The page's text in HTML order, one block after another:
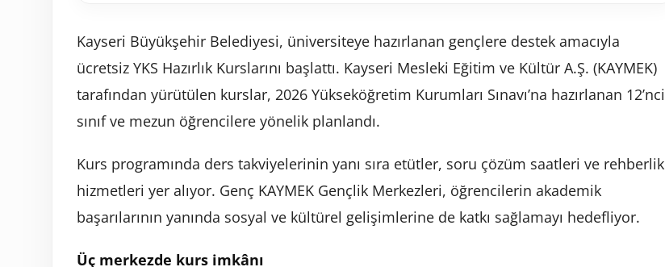
Kayseri Büyükşehir Belediyesi, üniversiteye hazırlanan gençlere destek amacıyla
ücretsiz YKS Hazırlık Kurslarını başlattı. Kayseri Mesleki Eğitim ve Kültür A.Ş. (KAYMEK)
tarafından yürütülen kurslar, 2026 Yükseköğretim Kurumları Sınavı’na hazırlanan 12’nci
sınıf ve mezun öğrencilere yönelik planlandı.
Kurs programında ders takviyelerinin yanı sıra etütler, soru çözüm saatleri ve rehberlik
hizmetleri yer alıyor. Genç KAYMEK Gençlik Merkezleri, öğrencilerin akademik
başarılarının yanında sosyal ve kültürel gelişimlerine de katkı sağlamayı hedefliyor.
Üç merkezde kurs imkânı